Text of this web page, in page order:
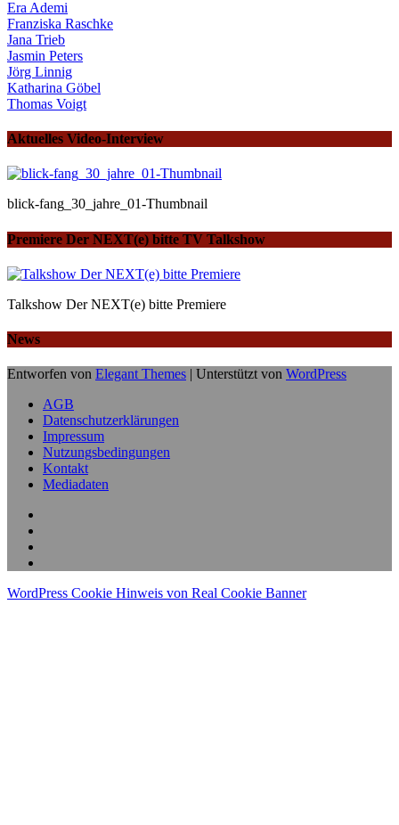
Era Ademi
Franziska Raschke
Jana Trieb
Jasmin Peters
Jörg Linnig
Katharina Göbel
Thomas Voigt
Aktuelles Video-Interview
blick-fang_30_jahre_01-Thumbnail
Premiere Der NEXT(e) bitte TV Talkshow
Talkshow Der NEXT(e) bitte Premiere
News
Entworfen von Elegant Themes | Unterstützt von WordPress
AGB
Datenschutzerklärungen
Impressum
Nutzungsbedingungen
Kontakt
Mediadaten
WordPress Cookie Hinweis von Real Cookie Banner